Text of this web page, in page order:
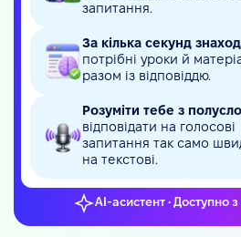
запитання.
За кілька секунд
потрібні уроки й
разом із відповіддю.
Розуміти тебе з
відповідати на голосові
запитання так само
на текстові.
AI-асистент • Доступно